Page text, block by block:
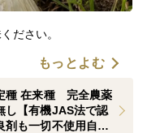
ださい。
もっとよむ
種 在来種 完全農薬
【有機JAS法で認
剤も一切不使用自然